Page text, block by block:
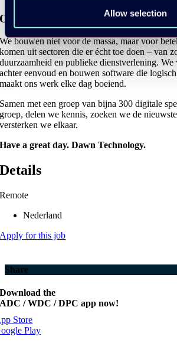
Allow selection
Over Dawn Technology
We bouwen niet voor de massa, maar voor
komen uit sectoren die er écht toe doen – van
duurzaamheid en publieke dienstverlening.
achter eenvoud en bouwen software die
maakt ons werk elke dag boeiend.
Samen met een groep van bijna 300 digitale
groep, delen we kennis, zoeken we de
versterken we elkaar.
Have a great day. Dawn Technology.
Details
Remote
Nederland
Apply for this job
Share
Download the
ADC / WDC / DPC app now!
Store
Play